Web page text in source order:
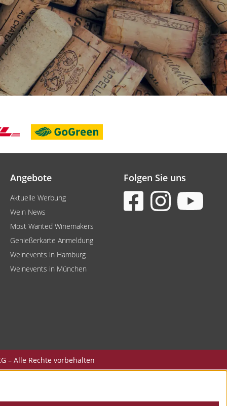
Angebote
Aktuelle Werbung
Wein News
Most Wanted Winemakers
Genießerkarte Anmeldung
Weinevents in Hamburg
Weinevents in München
Folgen Sie uns
– Alle Rechte vorbehalten